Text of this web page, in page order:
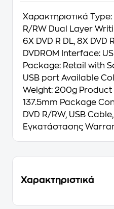
Χαρακτηριστικά
R/RW Dual Layer
6X DVD R DL, 8X DVD
DVDROM Interface:
Package: Retail with
USB port Available
Weight: 200g Product
137.5mm Package
DVD R/RW, USB
Εγκατάστασης
Χαρακτηριστικά